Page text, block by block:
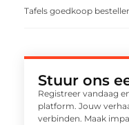
Tafels goedkoop
Stuur ons
Registreer vandaag
platform. Jouw
verbinden. Maak